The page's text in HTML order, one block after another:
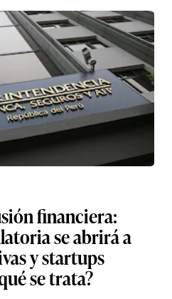
financiera:
se abrirá a
y startups
se trata?